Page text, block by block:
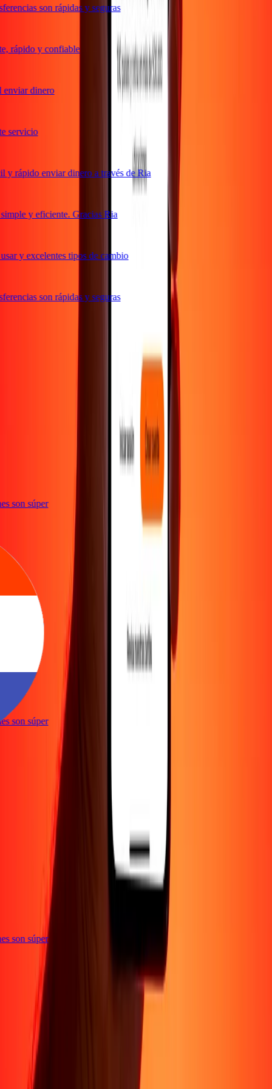
son rápidas y seguras
rápido y confiable
dinero
rápido enviar dinero a través de Ria
y eficiente. Gracias Ria
y excelentes tipos de cambio
son rápidas y seguras
son súper
son súper
son súper
Sobre Nosotros
Acerca de
Conviértete en agente
Política de privacidad
Aviso de cookies
condiciones
Centro de ayuda